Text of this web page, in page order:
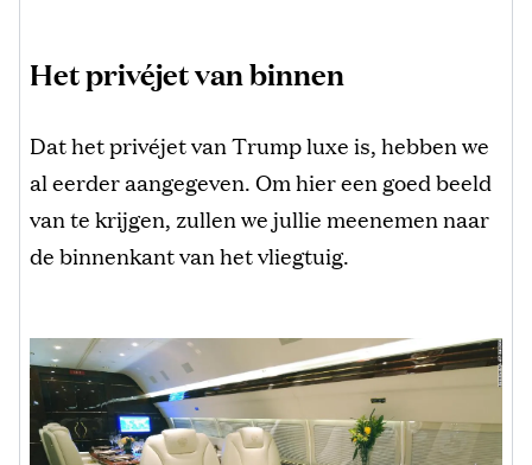
Het privéjet van binnen
Dat het privéjet van Trump luxe is, hebben we
al eerder aangegeven. Om hier een goed beeld
van te krijgen, zullen we jullie meenemen naar
de binnenkant van het vliegtuig.